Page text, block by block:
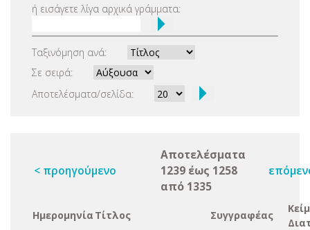
ή εισάγετε λίγα αρχικά γράμματα:
Ταξινόμηση ανά:
Σε σειρά:
Αποτελέσματα/σελίδα:
< προηγούμενο
Αποτελέσματα
1239 έως 1258
από 1335
Ημερομηνία Τίτλος Συγγραφέας